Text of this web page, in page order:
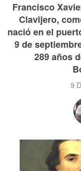
Francisco
Clavijero,
nació en el
9 de
289 años
9